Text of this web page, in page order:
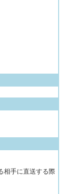
相手に直送する際